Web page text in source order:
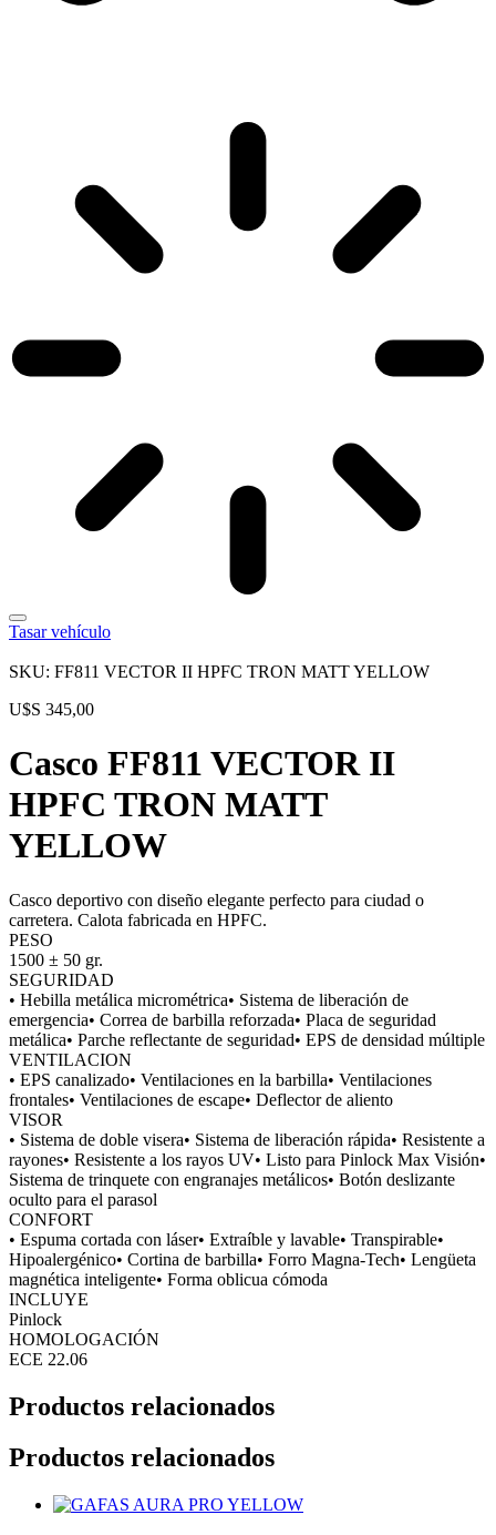
Tasar vehículo
SKU: FF811 VECTOR II HPFC TRON MATT YELLOW
U$S 345,00
Casco FF811 VECTOR II
HPFC TRON MATT
YELLOW
Casco deportivo con diseño elegante perfecto para ciudad o
carretera. Calota fabricada en HPFC.
PESO
1500 ± 50 gr.
SEGURIDAD
• Hebilla metálica micrométrica• Sistema de liberación de
emergencia• Correa de barbilla reforzada• Placa de seguridad
metálica• Parche reflectante de seguridad• EPS de densidad múltiple
VENTILACION
• EPS canalizado• Ventilaciones en la barbilla• Ventilaciones
frontales• Ventilaciones de escape• Deflector de aliento
VISOR
• Sistema de doble visera• Sistema de liberación rápida• Resistente a
rayones• Resistente a los rayos UV• Listo para Pinlock Max Visión•
Sistema de trinquete con engranajes metálicos• Botón deslizante
oculto para el parasol
CONFORT
• Espuma cortada con láser• Extraíble y lavable• Transpirable•
Hipoalergénico• Cortina de barbilla• Forro Magna-Tech• Lengüeta
magnética inteligente• Forma oblicua cómoda
INCLUYE
Pinlock
HOMOLOGACIÓN
ECE 22.06
Productos relacionados
Productos relacionados